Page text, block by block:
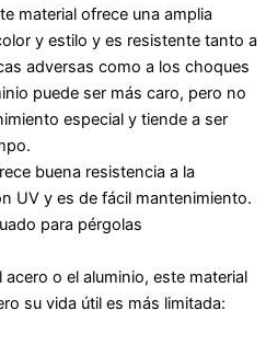
material ofrece una amplia
y estilo y es resistente tanto a
adversas como a los choques
puede ser más caro, pero no
especial y tiende a ser
buena resistencia a la
UV y es de fácil mantenimiento.
para pérgolas
acero o el aluminio, este material
su vida útil es más limitada: